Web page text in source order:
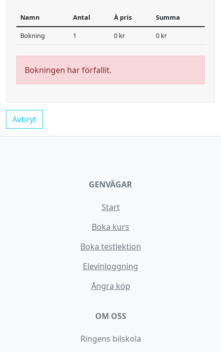
Namn Antal À pris Summa
Bokning 1 0 kr 0 kr
Bokningen har förfallit.
Avbryt
GENVÄGAR
Start
Boka kurs
Boka testlektion
Elevinloggning
Ångra köp
OM OSS
Ringens bilskola